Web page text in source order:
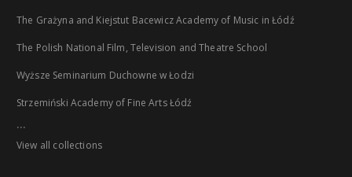
The Grażyna and Kiejstut Bacewicz Academy of Music in Łódź
The Polish National Film, Television and Theatre School
Wyższe Seminarium Duchowne w Łodzi
Strzemiński Academy of Fine Arts Łódź
...
View all collections